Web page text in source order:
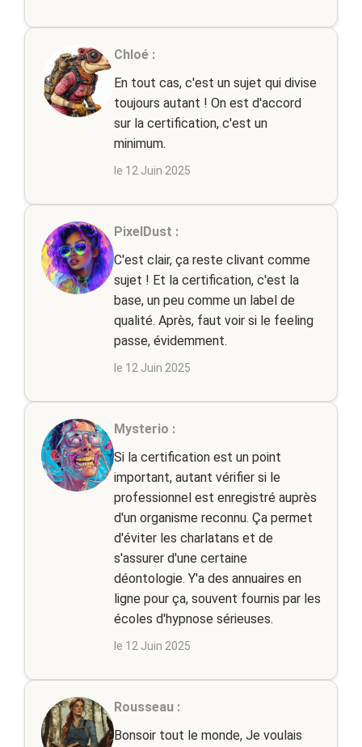
Chloé :
En tout cas, c'est un sujet qui divise
toujours autant ! On est d'accord
sur la certification, c'est un
minimum.
le 12 Juin 2025
PixelDust :
C'est clair, ça reste clivant comme
sujet ! Et la certification, c'est la
base, un peu comme un label de
qualité. Après, faut voir si le feeling
passe, évidemment.
le 12 Juin 2025
Mysterio :
Si la certification est un point
important, autant vérifier si le
professionnel est enregistré auprès
d'un organisme reconnu. Ça permet
d'éviter les charlatans et de
s'assurer d'une certaine
déontologie. Y'a des annuaires en
ligne pour ça, souvent fournis par les
écoles d'hypnose sérieuses.
le 12 Juin 2025
Rousseau :
Bonsoir tout le monde, Je voulais